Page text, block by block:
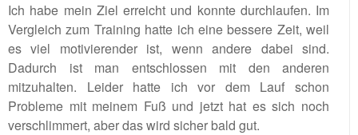
Ich habe mein Ziel erreicht und konnte durchlaufen. Im
Vergleich zum Training hatte ich eine bessere Zeit, weil
es viel motivierender ist, wenn andere dabei sind.
Dadurch ist man entschlossen mit den anderen
mitzuhalten. Leider hatte ich vor dem Lauf schon
Probleme mit meinem Fuß und jetzt hat es sich noch
verschlimmert, aber das wird sicher bald gut.